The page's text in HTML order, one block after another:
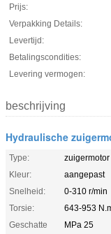
Prijs:
Verpakking Details:
Levertijd:
Betalingscondities:
Levering vermogen:
beschrijving
Hydraulische
Type:
zuigermotor
Kleur:
aangepast
Snelheid:
0-310 r/min
Torsie:
643-953
Geschatte
MPa 25